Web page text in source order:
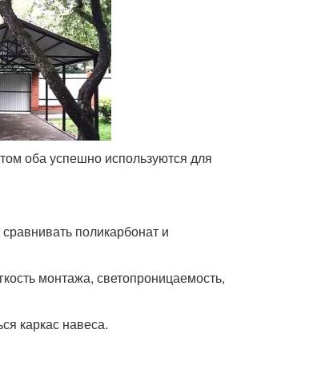
оба успешно используются для
поликарбонат и
монтажа, светопроницаемость,
каркас навеса.